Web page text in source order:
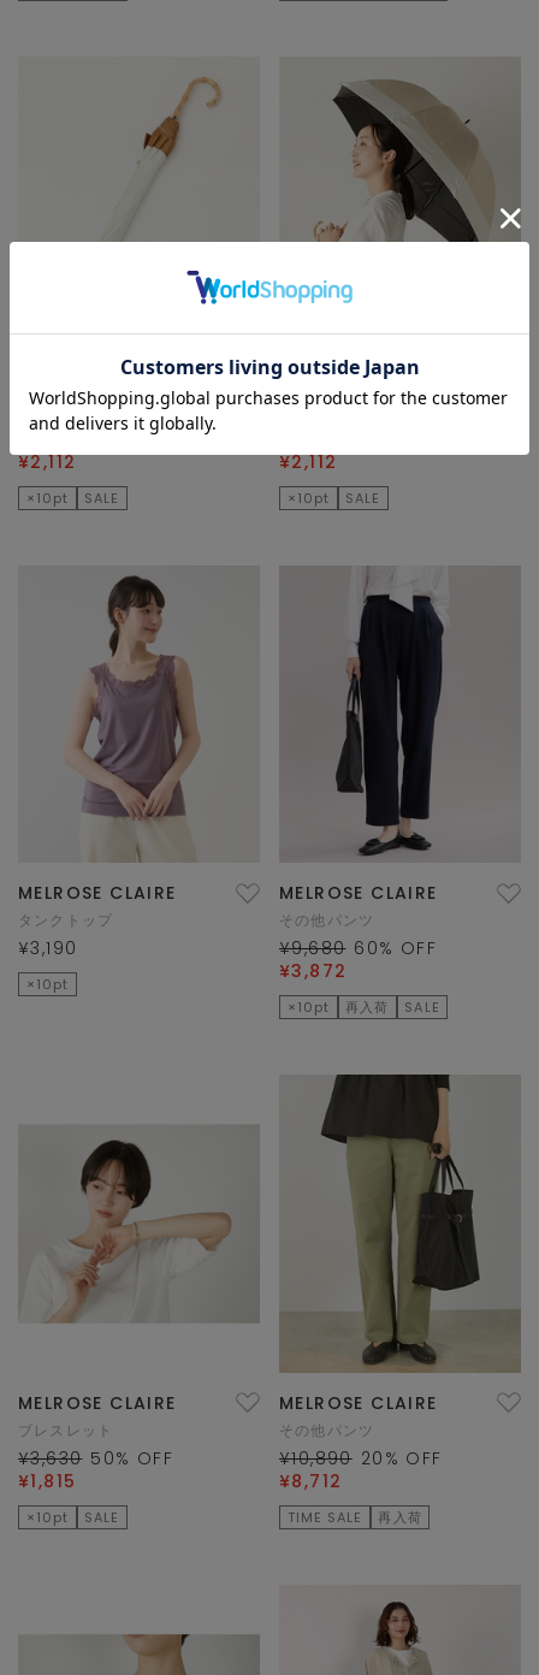
長傘
% OFF
¥2,112
×10pt SALE
MELROSE CLAIRE
長傘
¥2,112
×10pt SALE
MELROSE CLAIRE
タンクトップ
¥3,190
×10pt
MELROSE CLAIRE
その他パンツ
¥9,680 60% OFF
¥3,872
×10pt 再入荷 SALE
MELROSE CLAIRE
ブレスレット
¥3,630 50% OFF
¥1,815
×10pt SALE
MELROSE CLAIRE
その他パンツ
¥10,890 20 % OFF
¥8,712
TIME SALE 再入荷